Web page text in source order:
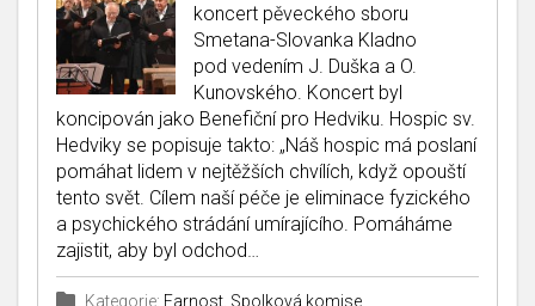
koncert pěveckého sboru
Smetana-Slovanka Kladno
pod vedením J. Duška a O.
Kunovského. Koncert byl
koncipován jako Benefiční pro Hedviku. Hospic sv.
Hedviky se popisuje takto: „Náš hospic má poslaní
pomáhat lidem v nejtěžších chvílích, když opouští
tento svět. Cílem naší péče je eliminace fyzického
a psychického strádání umírajícího. Pomáháme
zajistit, aby byl odchod…
Kategorie: Farnost Spolková komise